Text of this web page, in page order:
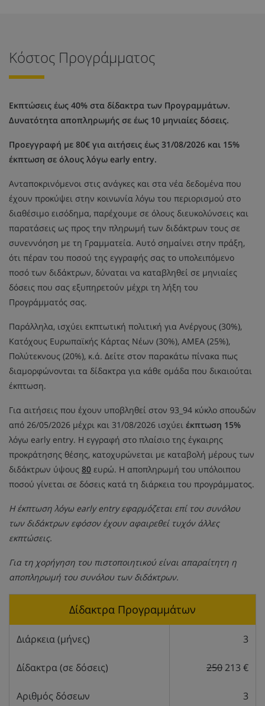
Κόστος Προγράμματος
Εκπτώσεις έως 40% στα δίδακτρα των Προγραμμάτων.
Δυνατότητα αποπληρωμής σε έως 10 μηνιαίες δόσεις.
Προεγγραφή με 80€ για αιτήσεις έως 31/08/2026 και 15%
έκπτωση σε όλους λόγω early entry.
Ανταποκρινόμενοι στις ανάγκες και στα νέα δεδομένα που
έχουν προκύψει στην κοινωνία λόγω του περιορισμού στο
διαθέσιμο εισόδημα, παρέχουμε σε όλους διευκολύνσεις και
παρατάσεις ως προς την πληρωμή των διδάκτρων τους σε
συνεννόηση με τη Γραμματεία. Αυτό σημαίνει στην πράξη,
ότι πέραν του ποσού της εγγραφής σας το υπολειπόμενο
ποσό των διδάκτρων, δύναται να καταβληθεί σε μηνιαίες
δόσεις που σας εξυπηρετούν μέχρι τη λήξη του
Προγράμματός σας.
Παράλληλα, ισχύει εκπτωτική πολιτική για Ανέργους (30%),
Κατόχους Ευρωπαϊκής Κάρτας Νέων (30%), ΑΜΕΑ (25%),
Πολύτεκνους (20%), κ.ά. Δείτε στον παρακάτω πίνακα πως
διαμορφώνονται τα δίδακτρα για κάθε ομάδα που δικαιούται
έκπτωση.
Για αιτήσεις που έχουν υποβληθεί στον 93_94 κύκλο σπουδών
από 26/05/2026 μέχρι και 31/08/2026 ισχύει έκπτωση 15%
λόγω early entry. Η εγγραφή στο πλαίσιο της έγκαιρης
προκράτησης θέσης, κατοχυρώνεται με καταβολή μέρους των
διδάκτρων ύψους 80 ευρώ. Η αποπληρωμή του υπόλοιπου
ποσού γίνεται σε δόσεις κατά τη διάρκεια του προγράμματος.
Η έκπτωση λόγω early entry εφαρμόζεται επί του συνόλου
των διδάκτρων εφόσον έχουν αφαιρεθεί τυχόν άλλες
εκπτώσεις.
Για τη χορήγηση του πιστοποιητικού είναι απαραίτητη η
αποπληρωμή του συνόλου των διδάκτρων.
Δίδακτρα Προγραμμάτων
Διάρκεια (μήνες) 3
Δίδακτρα (σε δόσεις) 250213 €
Αριθμός δόσεων 3